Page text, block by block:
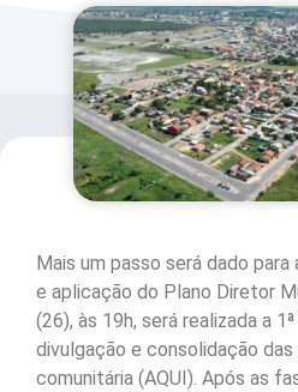
Mais um passo será dado para
e aplicação do Plano Diretor
(26), às 19h, será realizada a
divulgação e consolidação
comunitária (AQUI). Após as